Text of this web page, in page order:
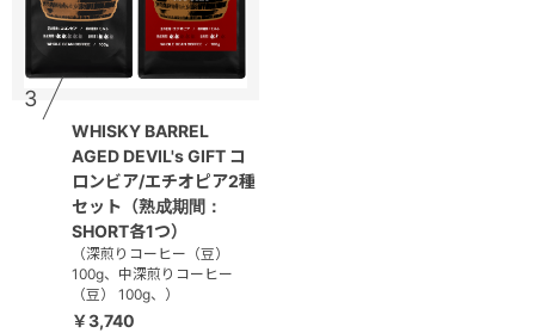
3
WHISKY BARREL
AGED DEVIL's GIFT コ
ロンビア/エチオピア2種
セット（熟成期間：
SHORT各1つ）
（深煎りコーヒー（豆）
100g、中深煎りコーヒー
（豆） 100g、）
￥3,740